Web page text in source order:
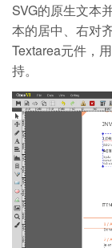
SVG的原生文本
本的居中、右对
Textarea元件，
持。